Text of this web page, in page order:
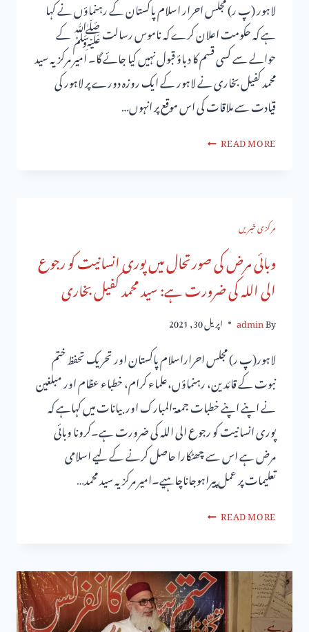
لاہور (پ ر) مجلس احرار اسلام پاکستان کے رہنماؤں نے کہا
ہے کہ حکومت اعلان کرے کہ ناموس رسالت ﷺ کے
حوالے سے کسی قسم کا دباؤ قبول نہیں کیا جائے گا۔ امیر مرکزیہ سید
محمد کفیل بخاری نے لاہور کے ایک روزہ دورے پر لاہور کی
قیادت سے ملاقات کی اس موقع پر انہوں…
READ MORE
مرکزی خبریں
وبائی مرض کی صورتحال میں پوری انسانیت کو رجوع
الی اللہ کی ضرورت ہے: سید محمد کفیل بخاری
By
admin اپریل 30, 2021
لاہور(پ ر) مجلس احراراسلام پاکستان اور تحریک تحفظ ختم
نبوت کے قائدین، رہنماؤں،علماء کرام، خطباء عظام اور مبلغین
نے اپنے اپنے خطبات جمعۃ المبارک اوربیانات میں کہاہے کہ
پوری انسانیت کو رجوع الی اللہ کی ضرورت ہے۔کرونا وبائی
مرض ہے اس سے چھٹکارا حاصل کرنے کے لیے اسلامی
تعلیمات پر عمل پیراہوجاناچاہیے۔امیر مرکزیہ سید محمد…
READ MORE